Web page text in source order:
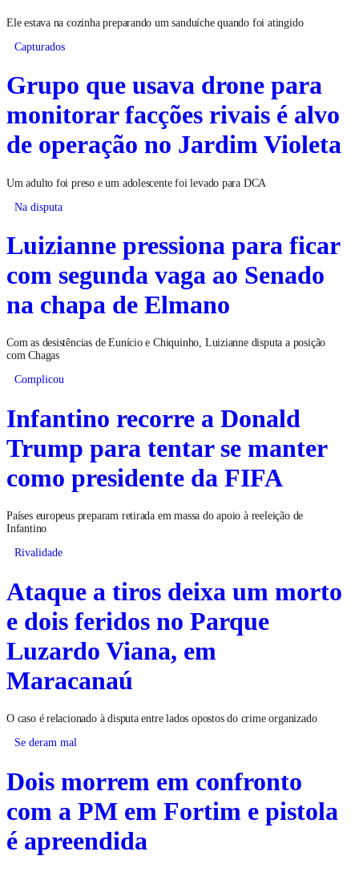
Ele estava na cozinha preparando um sanduíche quando foi atingido
Capturados
Grupo que usava drone para
monitorar facções rivais é alvo
de operação no Jardim Violeta
Um adulto foi preso e um adolescente foi levado para DCA
Na disputa
Luizianne pressiona para ficar
com segunda vaga ao Senado
na chapa de Elmano
Com as desistências de Eunício e Chiquinho, Luizianne disputa a posição
com Chagas
Complicou
Infantino recorre a Donald
Trump para tentar se manter
como presidente da FIFA
Países europeus preparam retirada em massa do apoio à reeleição de
Infantino
Rivalidade
Ataque a tiros deixa um morto
e dois feridos no Parque
Luzardo Viana, em
Maracanaú
O caso é relacionado à disputa entre lados opostos do crime organizado
Se deram mal
Dois morrem em confronto
com a PM em Fortim e pistola
é apreendida